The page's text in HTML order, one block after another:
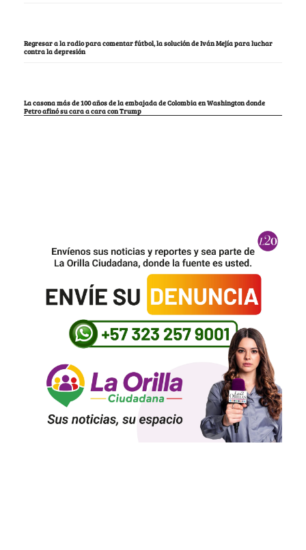
Regresar a la radio para comentar fútbol, la solución de Iván Mejía para luchar
contra la depresión
La casona más de 100 años de la embajada de Colombia en Washington donde
Petro afinó su cara a cara con Trump